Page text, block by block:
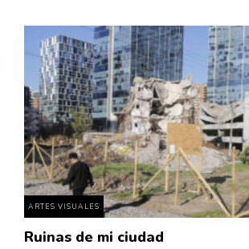
Vidas paralelas
Voces y lecturas
ARTES VISUALES
Ruinas de mi ciudad